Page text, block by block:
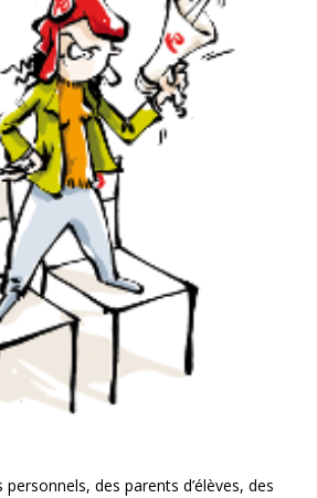
personnels, des parents d’élèves, des